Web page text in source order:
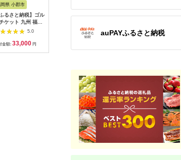
県 小郡市
ふるさと納税】ゴル
ケット 九州 福岡
カンツリー倶楽部
フト券 9枚 9000円
フ チケット 商品
5.0
金額: 33,000 円
kochi黒潮カントリー
こぶしゴルフ倶楽部
[AVAO003]ゴルフ場
5.0
auPAYふるさと納税